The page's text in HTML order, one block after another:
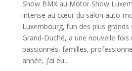
Show BMX au Motor Show
intense au cœur du salon auto-
Luxembourg, l’un des plus
Grand-Duché, a une nouvelle fois
passionnés, familles,
année, j’ai eu...